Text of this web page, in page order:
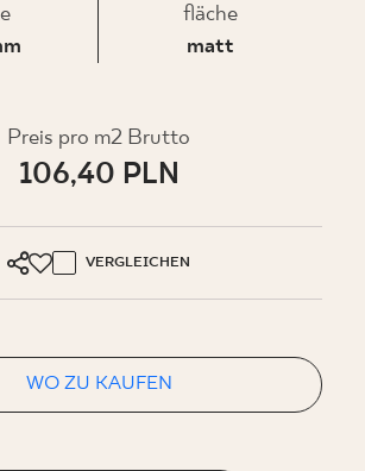
KONTAKT
EN SK DE UK
fläche
matt
Preis pro m2 Brutto
106,40 PLN
VERGLEICHEN
WO ZU KAUFEN